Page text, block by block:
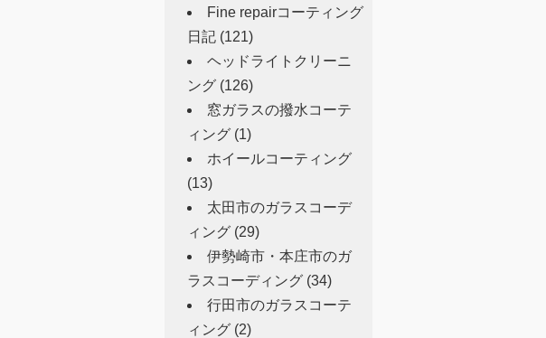
Fine repairコーティング
日記 (121)
ヘッドライトクリーニ
ング (126)
窓ガラスの撥水コーテ
ィング (1)
ホイールコーティング
(13)
太田市のガラスコーデ
ィング (29)
伊勢崎市・本庄市のガ
ラスコーディング (34)
行田市のガラスコーテ
ィング (2)